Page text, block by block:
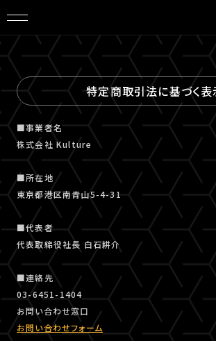
会員登録
特定商取引法に基づく
■事業者名
株式会社 Kulture
■所在地
東京都港区南青山5-4-31
■代表者
代表取締役社長 白石耕介
■連絡先
03-6451-1404
お問い合わせ窓口
お問い合わせフォーム